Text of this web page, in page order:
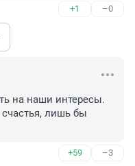
+1 –0
на наши интересы.
лишь бы
+59 –3